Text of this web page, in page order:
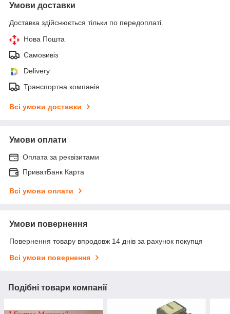
Умови доставки
Доставка здійснюється тільки по передоплаті.
Нова Пошта
Самовивіз
Delivery
Транспортна компанія
Всі умови доставки
Умови оплати
Оплата за реквізитами
ПриватБанк Карта
Всі умови оплати
Умови повернення
Повернення товару впродовж 14 днів за рахунок покупця
Всі умови повернення
Подібні товари компанії